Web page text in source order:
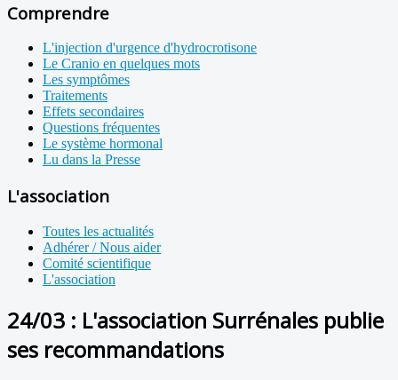
Comprendre
L'injection d'urgence d'hydrocrotisone
Le Cranio en quelques mots
Les symptômes
Traitements
Effets secondaires
Questions fréquentes
Le système hormonal
Lu dans la Presse
L'association
Toutes les actualités
Adhérer / Nous aider
Comité scientifique
L'association
24/03 : L'association Surrénales publie
ses recommandations